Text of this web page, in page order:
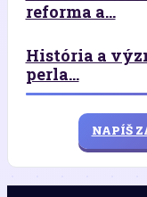
reforma a...
História a
perla...
NAPÍŠ